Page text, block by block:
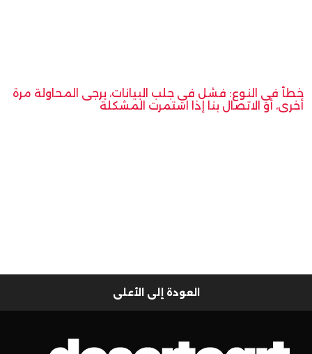
خطأ في النوع: فشل في جلب البيانات، يرجى المحاولة مرة
أخرى، أو الاتصال بنا إذا استمرت المشكلة
العودة إلى الأعلى